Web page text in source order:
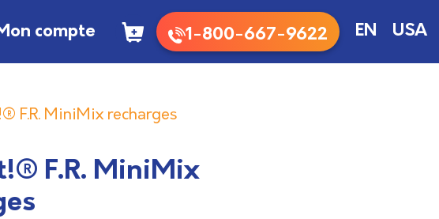
compte 1-800-667-9622 EN USA
F.R. MiniMix recharges
F.R. MiniMix